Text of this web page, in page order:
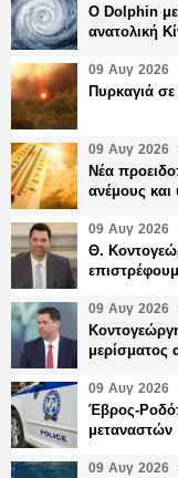
Ο Dolphin με
ανατολική
09 Αυγ 2026
Πυρκαγιά
09 Αυγ 2026
Νέα
ανέμους και
09 Αυγ 2026
Θ.
09 Αυγ 2026
μερίσματος
09 Αυγ 2026
Έβρος-
μεταναστών
09 Αυγ 2026